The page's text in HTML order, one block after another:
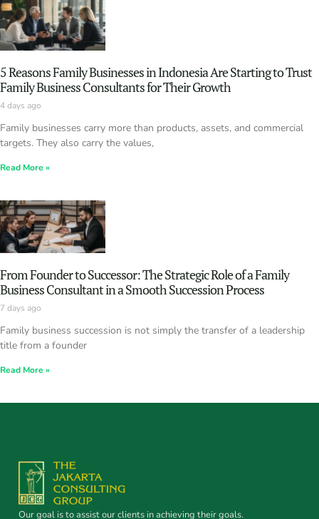
5 Reasons Family Businesses in Indonesia Are Starting to Trust
Family Business Consultants for Their Growth
4 days ago
Family businesses carry more than products, assets, and commercial
targets. They also carry the values,
Read More »
From Founder to Successor: The Strategic Role of a Family
Business Consultant in a Smooth Succession Process
7 days ago
Family business succession is not simply the transfer of a leadership
title from a founder
Read More »
Our goal is to assist our clients in achieving their goals.